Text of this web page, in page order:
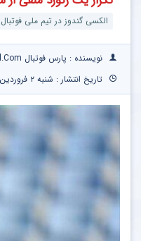
الکسی گندوز در تیم ملی
نویسنده : پارس فوتبال ParsFootball.Com
تاریخ انتشار : شنبه ۲ فروردین ۱۴۰۴ | ۹:۲۶